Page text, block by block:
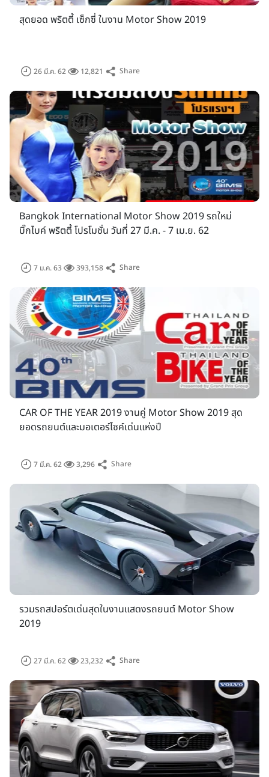
ในส่วนของอุปกรณ์ประดับยนต์, เครื่องเสียง ก็เตรียมจัดเต็มกัน
ภายในงาน มอเตอร์โชว์ ครั้งที่ 40 แน่นอน ใครที่กำลังมองหา
อุปกรณ์ประดับยนต์ใหม่ๆ ต้องไม่พลาด
ดร.ปราจิน เอี่ยมลำเนา ประธานเจ้าหน้าที่บริหาร บริษัท กรังด์ปรีซ์
อินเตอร์เนชั่นแนล จำกัด (มหาชน) ในฐานะประธานจัดงาน บางกอก
เวลาที่ผ่านมา "งานบางกอก อินเตอร์เนชั่นแนล มอเตอร์โชว์"
ได้การยอมรับในระดับนานาชาติว่าเป็นการจัดแสดงนวัตกรรมยาน
ยนต์ที่ยิ่งใหญ่ที่สุดในภูมิภาคอาเซียน ซึ่งเห็นได้จากการที่ผู้ประกอบ
การชั้นนำในอุตสาหกรรมยานยนต์ต่างให้การยอมรับพร้อมแสดง
เจตจำนงค์ในการเข้าร่วมงานเป็นประจำทุกปี
โดยการตอบรับเข้าร่วมงานของในปีนี้มีแบรนด์รถยนต์ชั้นนำจำนวน
33 ราย และแบรนด์รถจักรยานยนต์อีกจำนวน 14 ราย นอกจากนั้น
ในปีนี้ยังได้รับความสนใจจาก McLaren แบรนด์รถสปอร์ต ระดับ
โลก นำยนตรกรรมเข้าร่วมจัดแสดงภายในงานเป็นครั้งแรกใน
ประเทศไทย สิ่งนี้ยืนยันได้ถึงความสำคัญของงานบางกอก อินเตอร์
เนชั่นแนล มอเตอร์โชว์ ครั้งที่ 40 ในการเป็นส่วนหนึ่งของการส่ง
เสริมภาพลักษณ์รวมถึงผลักดันให้เกิดการเติบโตของอุตสาหกรรม
สุดยอด พริตตี้ เซ็กซี่ ในงาน Motor Show 2019
26 มี.ค. 62 12,821 Share
Bangkok International Motor Show 2019 รถใหม่
บิ๊กไบค์ พริตตี้ โปรโมชั่น วันที่ 27 มี.ค. - 7 เม.ย. 62
7 ม.ค. 63 393,158 Share
CAR OF THE YEAR 2019 งานคู่ Motor Show 2019 สุด
ยอดรถยนต์และมอเตอร์ไซค์เด่นแห่งปี
7 มี.ค. 62 3,296 Share
รวมรถสปอร์ตเด่นสุดในงานแสดงรถยนต์ Motor Show
2019
27 มี.ค. 62 23,232 Share